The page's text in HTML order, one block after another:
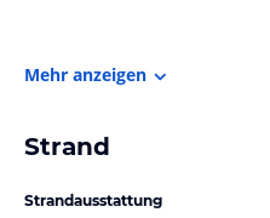
Mehr anzeigen
Strand
Strandausstattung